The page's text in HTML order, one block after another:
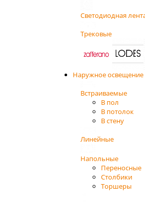
Светодиодная
Трековые
Наружное освещение
Встраиваемые
В пол
В потолок
В стену
Линейные
Напольные
Переносные
Столбики
Торшеры